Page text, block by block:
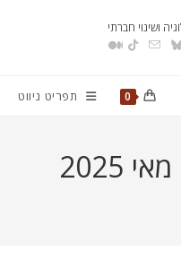
ושינוי חברתי
0 תפריט ניווט